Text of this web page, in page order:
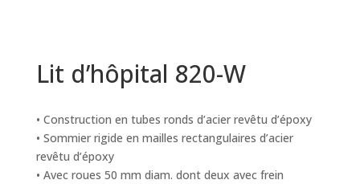
Lit d’hôpital 820-W
• Construction en tubes ronds d’acier revêtu d’époxy
• Sommier rigide en mailles rectangulaires d’acier
revêtu d’époxy
• Avec roues 50 mm diam. dont deux avec frein